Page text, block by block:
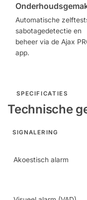
Automatische
sabotagedetectie en
beheer via de Ajax
app.
SPECIFICATIES
Technische
SIGNALERING
Akoestisch alarm